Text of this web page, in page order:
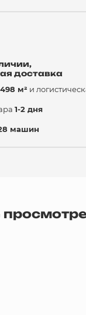
доставка
м² и
1-2 дня
машин